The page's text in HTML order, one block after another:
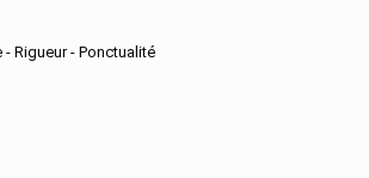
Rigueur - Ponctualité